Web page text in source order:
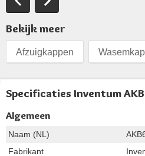
Bekijk meer
Afzuigkappen
Specificaties Inventum
Algemeen
Naam (NL)
Fabrikant